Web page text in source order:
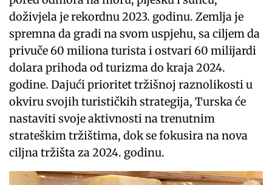
doživjela je rekordnu 2023. godinu. Zemlja je
spremna da gradi na svom uspjehu, sa ciljem da
privuče 60 miliona turista i ostvari 60 milijardi
dolara prihoda od turizma do kraja 2024.
godine. Dajući prioritet tržišnoj raznolikosti u
okviru svojih turističkih strategija, Turska će
nastaviti svoje aktivnosti na trenutnim
strateškim tržištima, dok se fokusira na nova
ciljna tržišta za 2024. godinu.